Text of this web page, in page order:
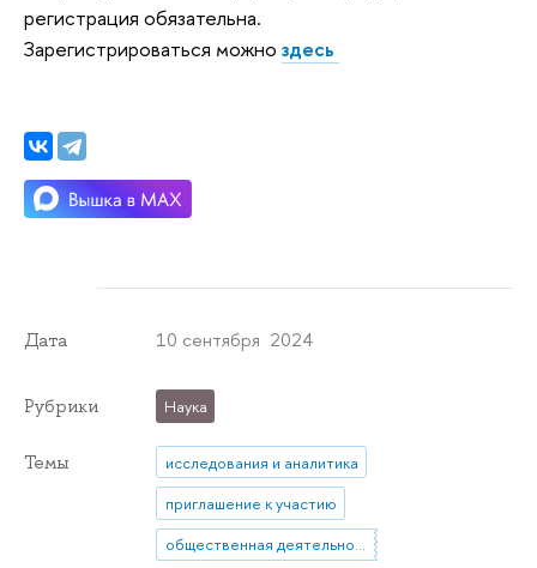
регистрация обязательна.
Зарегистрироваться можно здесь
Дата 10 сентября 2024
Рубрики Наука
Темы
исследования и аналитика
приглашение к участию
общественная деятельность